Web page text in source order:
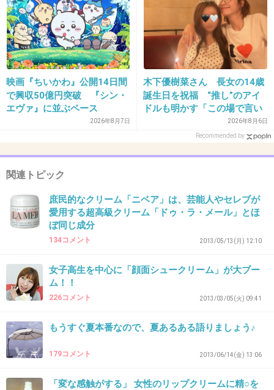
40. 匿名2013/06/28(金) 18:00:18
これ、前食べたけど私は無理だった。
カスタードクリームがまんまカスタードクリームで、飲め
るようなサラサラ感でもないし、
飲む理由がないように思った。
好きな方には申し訳ないけど、
飲んでるうちに気持ち悪くなって来てしまって、夫の分も
パンシチューみたいにシューを千切って付けながら何とか
全部食べたよ。捨てれないしさ…。
以来、買ったことない。
+12 -4
2013/06/28(金) 18:04:51
不二家のもなは買わない。
工場が汚い
賞味期限が切れてるのも書き換えて売らされる
ね？あれからダメです。
映画『ちいかわ』公開14日間
で興収50億円突破 『シン・
エヴァ』に並ぶペース
2026年8月7日
木下優樹菜さん 長女の14歳
誕生日を祝福 “推し”のアイ
ドルも明かす「この場で言い
2026年8月6日
Recommended by
関連トピック
庶民的なクリーム「ニベア」は、芸能人やセレブが
愛用する超高級クリーム「ドゥ・ラ・メール」とほ
ぼ同じ成分
134コメント 2013/05/13(月) 12:10
女子高生を中心に「顔面シュークリーム」が大ブー
ム！！
226コメント 2013/03/05(火) 09:41
もうすぐ夏本番なので、夏あるある語りましょう♪
179コメント 2013/06/14(金) 13:06
「変な感触がする」 女性のリップクリームに精○を